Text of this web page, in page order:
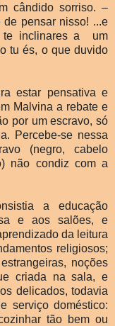
cândido sorriso. –
de pensar nisso! ...e
te inclinares a um
tu és, o que duvido
estar pensativa e
Malvina a rebate e
por um escravo, só
Percebe-se nessa
(negro, cabelo
não condiz com a
a educação
e aos salões, e
da leitura
religiosos;
noções
criada na sala, e
delicados, todavia
serviço doméstico:
tão bem ou